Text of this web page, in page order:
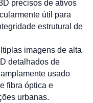
precisos de ativos
útil para
estrutural de
imagens de alta
detalhados de
usado
fibra óptica e
urbanas.